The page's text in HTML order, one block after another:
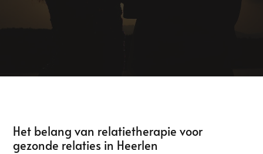
Het belang van relatietherapie voor
gezonde relaties in Heerlen